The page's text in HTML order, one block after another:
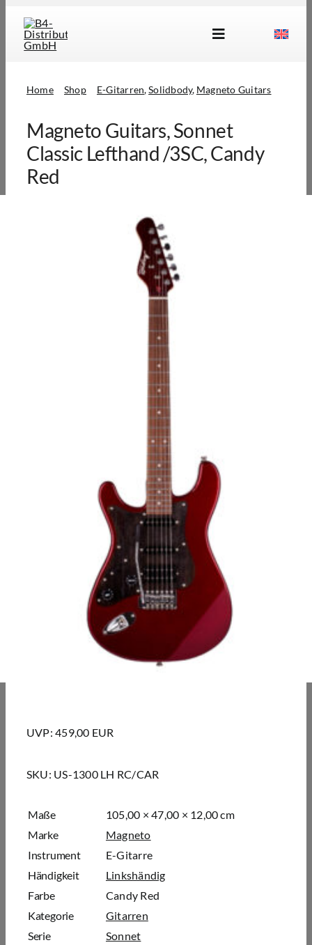
content
Toggle
Händlersuche
Über Uns
Home Shop E-Gitarren Solidbody Magneto Guitars
Magneto Guitars, Sonnet
Classic Lefthand /3SC, Candy
Red
UVP: 459,00 EUR
SKU: US-1300 LH RC/CAR
Maße
105,00 × 47,00 × 12,00 cm
Marke
Magneto
Instrument
E-Gitarre
Händigkeit
Linkshändig
Farbe
Candy Red
Kategorie
Gitarren
Serie
Sonnet